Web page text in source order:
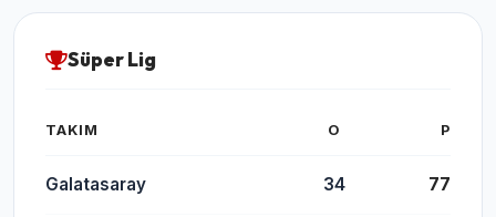
Süper Lig
TAKIM O P
Galatasaray 34 77